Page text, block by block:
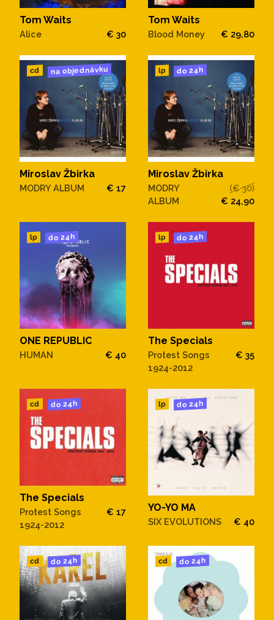
Tom Waits
Alice € 30
Tom Waits
Blood Money € 29,80
cd na objednávku
Miroslav Žbirka
MODRY ALBUM € 17
lp do 24h
Miroslav Žbirka
MODRY
ALBUM
(€ 30)
€ 24,90
lp do 24h
ONE REPUBLIC
HUMAN € 40
lp do 24h
The Specials
Protest Songs
1924-2012
€ 35
cd do 24h
The Specials
Protest Songs
1924-2012
€ 17
lp do 24h
YO-YO MA
SIX EVOLUTIONS € 40
cd do 24h cd do 24h